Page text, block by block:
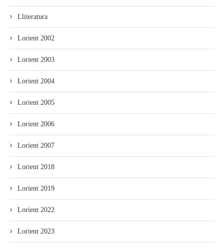
Lliteratura
Lorient 2002
Lorient 2003
Lorient 2004
Lorient 2005
Lorient 2006
Lorient 2007
Lorient 2018
Lorient 2019
Lorient 2022
Lorient 2023